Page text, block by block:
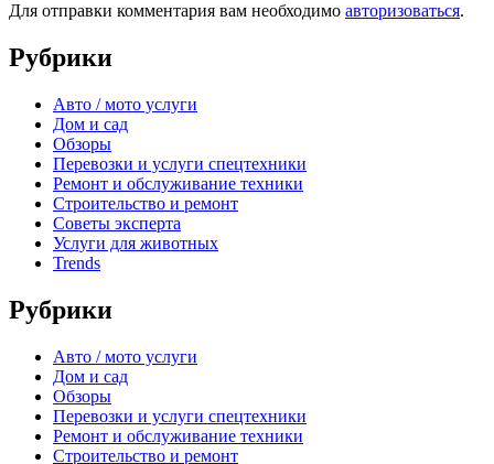
Для отправки комментария вам необходимо авторизоваться.
Рубрики
Авто / мото услуги
Дом и сад
Обзоры
Перевозки и услуги спецтехники
Ремонт и обслуживание техники
Строительство и ремонт
Советы эксперта
Услуги для животных
Trends
Рубрики
Авто / мото услуги
Дом и сад
Обзоры
Перевозки и услуги спецтехники
Ремонт и обслуживание техники
Строительство и ремонт